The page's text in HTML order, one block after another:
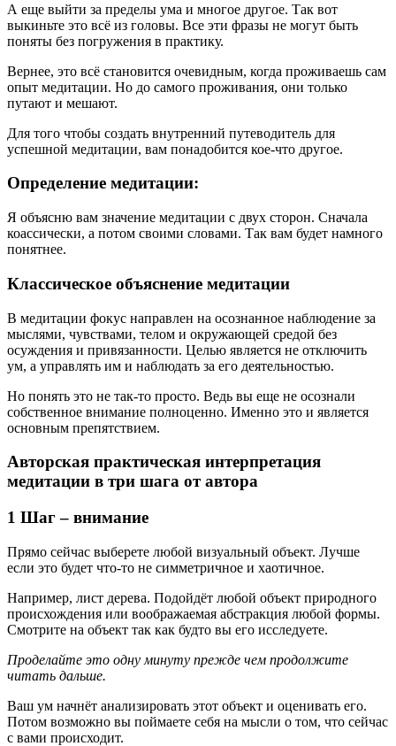
А еще выйти за пределы ума и многое другое. Так вот
выкиньте это всё из головы. Все эти фразы не могут быть
поняты без погружения в практику.
Вернее, это всё становится очевидным, когда проживаешь сам
опыт медитации. Но до самого проживания, они только
путают и мешают.
Для того чтобы создать внутренний путеводитель для
успешной медитации, вам понадобится кое-что другое.
Определение медитации:
Я объясню вам значение медитации с двух сторон. Сначала
коассически, а потом своими словами. Так вам будет намного
понятнее.
Классическое объяснение медитации
В медитации фокус направлен на осознанное наблюдение за
мыслями, чувствами, телом и окружающей средой без
осуждения и привязанности. Целью является не отключить
ум, а управлять им и наблюдать за его деятельностью.
Но понять это не так-то просто. Ведь вы еще не осознали
собственное внимание полноценно. Именно это и является
основным препятствием.
Авторская практическая интерпретация
медитации в три шага от автора
1 Шаг – внимание
Прямо сейчас выберете любой визуальный объект. Лучше
если это будет что-то не симметричное и хаотичное.
Например, лист дерева. Подойдёт любой объект природного
происхождения или воображаемая абстракция любой формы.
Смотрите на объект так как будто вы его исследуете.
Проделайте это одну минуту прежде чем продолжите
читать дальше.
Ваш ум начнёт анализировать этот объект и оценивать его.
Потом возможно вы поймаете себя на мысли о том, что сейчас
с вами происходит.